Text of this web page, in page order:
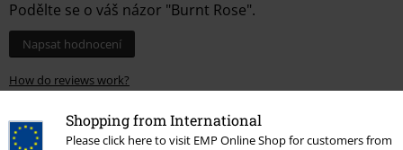
Shopping from International
Please click here to visit EMP Online Shop for customers from
Podělte se o váš názor "Burnt Rose".
Napsat hodnocení
How do reviews work?